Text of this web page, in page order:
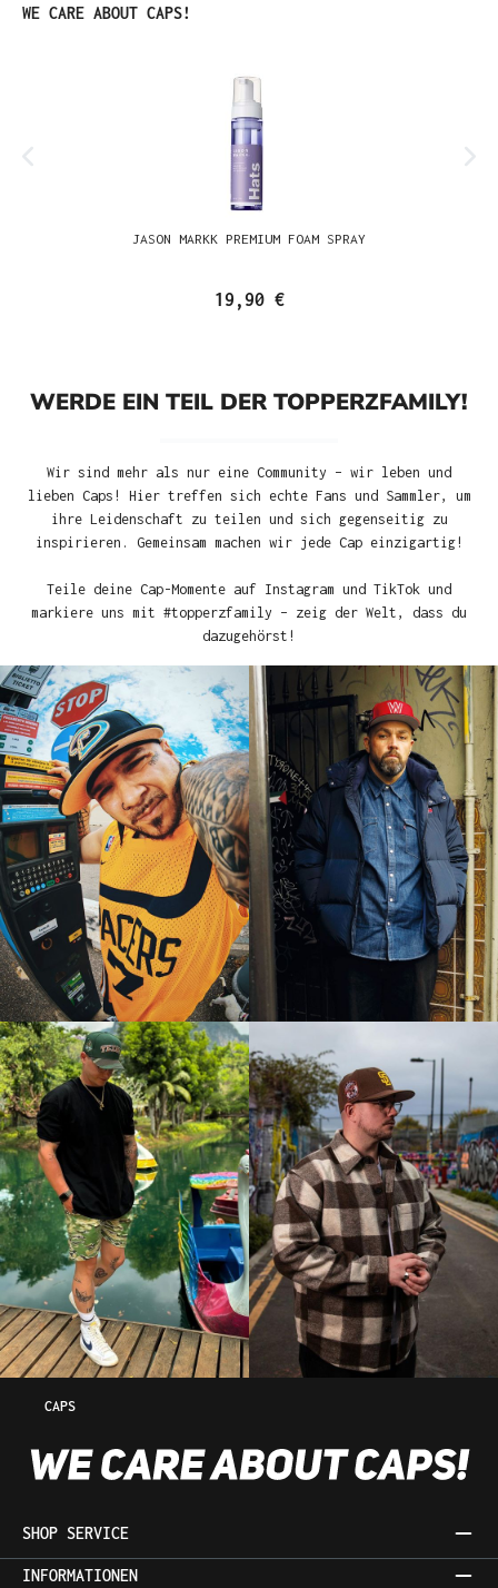
Produktgalerie überspringen
WE CARE ABOUT CAPS!
JASON MARKK PREMIUM FOAM SPRAY
19,90 €
WERDE EIN TEIL DER TOPPERZFAMILY!
Wir sind mehr als nur eine Community – wir leben und
lieben Caps! Hier treffen sich echte Fans und Sammler, um
ihre Leidenschaft zu teilen und sich gegenseitig zu
inspirieren. Gemeinsam machen wir jede Cap einzigartig!
Teile deine Cap-Momente auf Instagram und TikTok und
markiere uns mit #topperzfamily – zeig der Welt, dass du
dazugehörst!
CAPS
SHOP SERVICE
INFORMATIONEN